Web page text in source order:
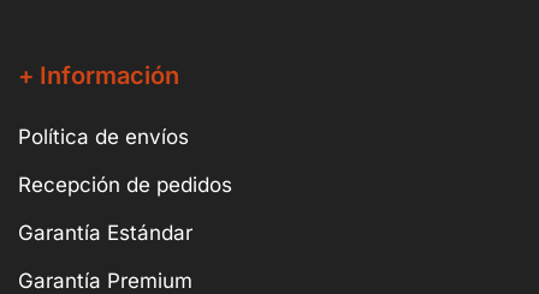
+ Información
Política de envíos
Recepción de pedidos
Garantía Estándar
Garantía Premium